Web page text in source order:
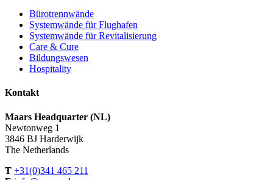
Bürotrennwände
Systemwände für Flughafen
Systemwände für Revitalisierung
Care & Cure
Bildungswesen
Hospitality
Kontakt
Maars Headquarter (NL)
Newtonweg 1
3846 BJ Harderwijk
The Netherlands
T +31(0)341 465 211